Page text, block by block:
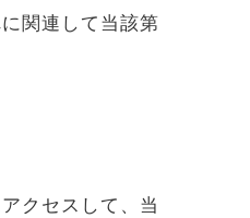
関連して当該第
クセスして、当